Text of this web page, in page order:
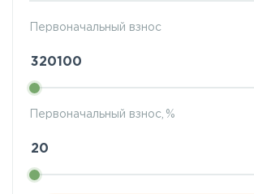
Первоначальный взнос
Первоначальный взнос, %